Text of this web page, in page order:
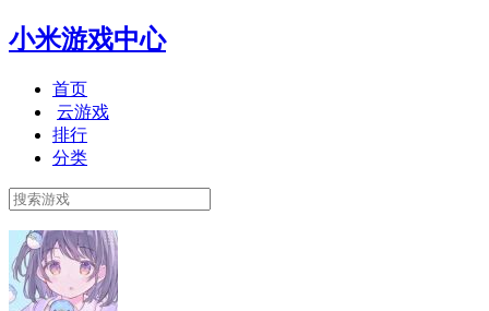
小米游戏中心
首页
云游戏
排行
分类